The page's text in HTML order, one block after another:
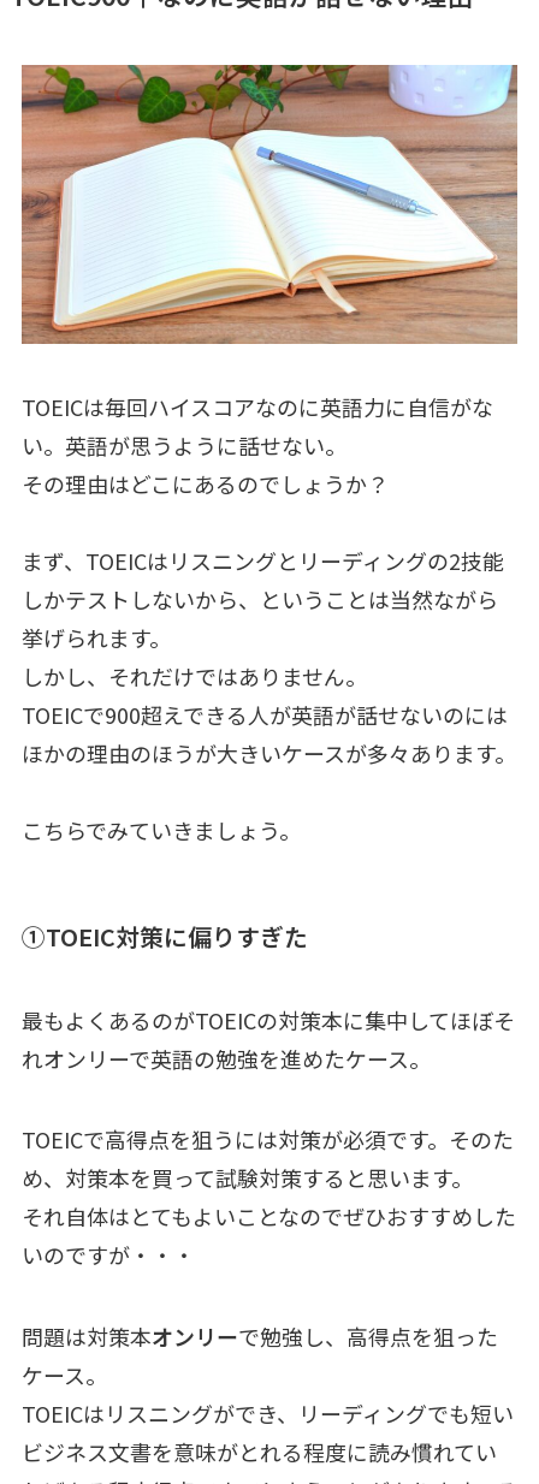
TOEICは毎回ハイスコアなのに英語力に自信がな
い。英語が思うように話せない。
その理由はどこにあるのでしょうか？
まず、TOEICはリスニングとリーディングの2技能
しかテストしないから、ということは当然ながら
挙げられます。
しかし、それだけではありません。
TOEICで900超えできる人が英語が話せないのには
ほかの理由のほうが大きいケースが多々あります。
こちらでみていきましょう。
①TOEIC対策に偏りすぎた
最もよくあるのがTOEICの対策本に集中してほぼそ
れオンリーで英語の勉強を進めたケース。
TOEICで高得点を狙うには対策が必須です。そのた
め、対策本を買って試験対策すると思います。
それ自体はとてもよいことなのでぜひおすすめした
いのですが・・・
問題は対策本オンリーで勉強し、高得点を狙った
ケース。
TOEICはリスニングができ、リーディングでも短い
ビジネス文書を意味がとれる程度に読み慣れてい